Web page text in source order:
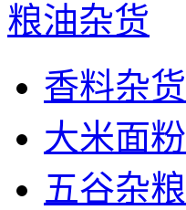
粮油杂货
香料杂货
大米面粉
五谷杂粮